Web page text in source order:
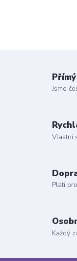
Jsme
Vlastní
Platí
Každý